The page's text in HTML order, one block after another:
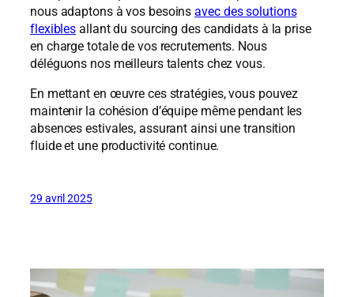
nous adaptons à vos besoinsavec des solutions
flexibles allant du sourcing des candidats à la prise
en charge totale de vos recrutements. Nous
déléguons nos meilleurs talents chez vous.
En mettant en œuvre ces stratégies, vous pouvez
maintenir la cohésion d’équipe même pendant les
absences estivales, assurant ainsi une transition
fluide et une productivité continue.
29 avril 2025